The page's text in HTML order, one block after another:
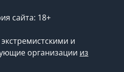
сайта: 18+
и
организации из